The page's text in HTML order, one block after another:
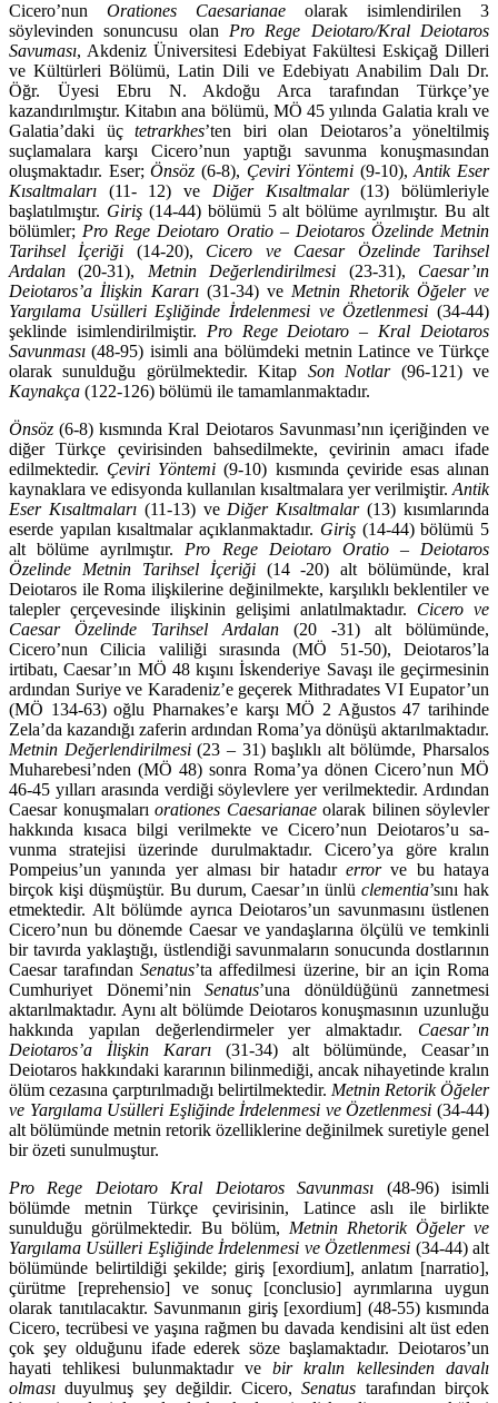
Cicero’nun Orationes Caesarianae olarak isimlendirilen 3
söylevinden so­nuncusu olan Pro Rege Deiotaro/Kral Deiotaros
Savuması, Akdeniz Üniversi­tesi Edebiyat Fakültesi Eskiçağ Dilleri
ve Kültürleri Bölümü, Latin Dili ve Ede­biyatı Anabilim Dalı Dr.
Öğr. Üyesi Ebru N. Akdoğu Arca tarafından Türkçe’ye
kazandırılmıştır. Kitabın ana bölümü, MÖ 45 yılında Galatia kralı ve
Gala­tia’daki üç tetrarkhes’ten biri olan Deiotaros’a yöneltilmiş
suçlamalara karşı Cicero’nun yaptığı savunma konuşmasından
oluşmaktadır. Eser;Önsöz (6-8), Çeviri Yöntemi (9-10),Antik Eser
Kısaltmaları (11- 12) ve Diğer Kısaltmalar(13) bölümleriyle
başlatılmıştır. Giriş(14-44) bölümü 5 alt bölüme ayrılmıştır. Bu alt
bölümler; Pro Rege Deiotaro Oratio – Deiotaros Özelinde Metnin
Ta­rihsel İçeriği (14-20), Cicero ve Caesar Özelinde Tarihsel
Ardalan (20-31), Metnin Değerlendirilmesi (23-31), Caesar’ın
Deiotaros’a İlişkin Kararı(31-34) ve Metnin Rhetorik Öğeler ve
Yargılama Usülleri Eşliğinde İrdelenmesi ve Özetlenmesi (34-44)
şeklinde isimlendirilmiştir. Pro Rege Deiotaro – Kral Deiotaros
Savunması (48-95) isimli ana bölümdeki metnin Latince ve Türkçe
olarak sunulduğu görülmektedir. Kitap Son Notlar (96-121) ve
Kaynakça (122-126) bölümü ile tamamlanmaktadır.
Önsöz (6-8) kısmında Kral Deiotaros Savunması’nın içeriğinden ve
diğer Türkçe çevirisinden bahsedilmekte, çevirinin amacı ifade
edilmektedir. Çeviri Yöntemi (9-10) kısmında çeviride esas alınan
kaynaklara ve edisyonda kulla­nılan kısaltmalara yer verilmiştir. Antik
Eser Kısaltmaları(11-13) ve Diğer Kı­saltmalar(13) kısımlarında
eserde yapılan kısaltmalar açıklanmaktadır. Giriş(14-44) bölümü 5
alt bölüme ayrılmıştır. Pro Rege Deiotaro Oratio – Deiota­ros
Özelinde Metnin Tarihsel İçeriği (14 -20) alt bölümünde, kral
Deiotaros ile Roma ilişkilerine değinilmekte, karşılıklı beklentiler ve
talepler çerçevesinde ilişkinin gelişimi anlatılmaktadır. Cicero ve
Caesar Özelinde Tarihsel Ardalan (20 -31) alt bölümünde,
Cicero’nun Cilicia valiliği sırasında (MÖ 51-50), Deiotaros’la
irtibatı, Caesar’ın MÖ 48 kışını İskenderiye Savaşı ile geçirmesi­nin
ardından Suriye ve Karadeniz’e geçerek Mithradates VI Eupator’un
(MÖ 134-63) oğlu Pharnakes’e karşı MÖ 2 Ağustos 47 tarihinde
Zela’da kazandığı zaferin ardından Roma’ya dönüşü aktarılmaktadır.
Metnin Değerlendirilmesi(23 – 31) başlıklı alt bölümde, Pharsalos
Muharebesi’nden (MÖ 48) sonra Roma’ya dönen Cicero’nun MÖ
46-45 yılları arasında verdiği söylevlere yer verilmektedir. Ardından
Caesar konuşmaları orationes Caesarianaeolarak bi­linen söylevler
hakkında kısaca bilgi verilmekte ve Cicero’nun Deiotaros’u sa­
vunma stratejisi üzerinde durulmaktadır. Cicero’ya göre kralın
Pompeius’un yanında yer alması bir hatadır errorve bu hataya
birçok kişi düşmüştür. Bu durum, Caesar’ın ünlüclementia’sını hak
etmektedir. Alt bölümde ayrıca Deiotaros’un savunmasını üstlenen
Cicero’nun bu dönemde Caesar ve yan­daşlarına ölçülü ve temkinli
bir tavırda yaklaştığı, üstlendiği savunmaların so­nucunda dostlarının
Caesar tarafındanSenatus’ta affedilmesi üzerine, bir an için Roma
Cumhuriyet Dönemi’nin Senatus’una dönüldüğünü zannetmesi
aktarılmaktadır. Aynı alt bölümde Deiotaros konuşmasının uzunluğu
hak­kında yapılan değerlendirmeler yer almaktadır. Caesar’ın
Deiotaros’a İlişkin Kararı (31-34) alt bölümünde, Ceasar’ın
Deiotaros hakkındaki kararının bilin­mediği, ancak nihayetinde kralın
ölüm cezasına çarptırılmadığı belirtilmekte­dir. Metnin Retorik Öğeler
ve Yargılama Usülleri Eşliği­nde İrdelenmesi ve Özetlenmesi (34-44)
alt bölümünde metnin retorik özelliklerine değinilmek suretiyle genel
bir özeti sunulmuştur.
Pro Rege Deiotaro Kral Deiotaros Savunması (48-96) isimli
bölümde met­nin Türkçe çevirisinin, Latince aslı ile birlikte
sunulduğu görülmektedir. Bu bölüm, Metnin Rhetorik Öğeler ve
Yargılama Usülleri Eşliğinde İrdelenmesi ve Özetlenmesi (34-44) alt
bölümünde belirtildiği şekilde; giriş [exordium], anlatım [narratio],
çürütme [reprehensio] ve sonuç [conclusio] ayrımlarına uygun
olarak tanıtılacaktır. Savunmanın giriş [exordium] (48-55) kısmında
Ci­cero, tecrübesi ve yaşına rağmen bu davada kendisini alt üst eden
çok şey olduğunu ifade ederek söze başlamaktadır. Deiotaros’un
hayati tehlikesi bu­lunmaktadır vebir kralın kellesinden davalı
olması duyulmuş şey değildir. Ci­cero,Senatus tarafından birçok